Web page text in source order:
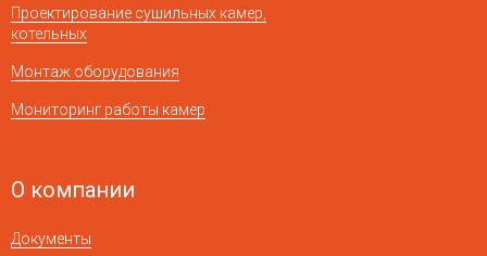
Проектирование сушильных камер,
котельных
Монтаж оборудования
Мониторинг работы камер
О компании
Документы